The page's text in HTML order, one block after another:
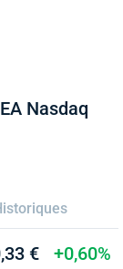
Nasdaq
€ +0,60%